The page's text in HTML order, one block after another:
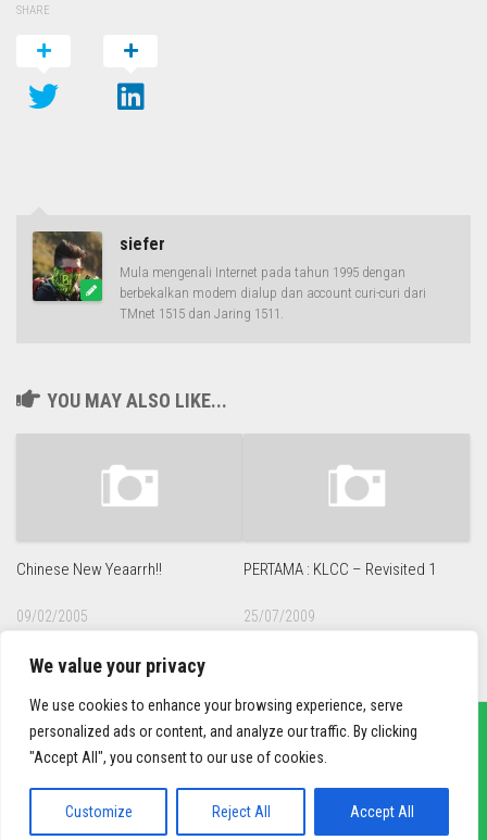
We value your privacy
We use cookies to enhance your browsing experience, serve
personalized ads or content, and analyze our traffic. By clicking
"Accept All", you consent to our use of cookies.
Customize Reject All Accept All
SHARE
siefer
Mula mengenali Internet pada tahun 1995 dengan
berbekalkan modem dialup dan account curi-curi dari
TMnet 1515 dan Jaring 1511.
YOU MAY ALSO LIKE...
Chinese New Yeaarrh!!
09/02/2005
PERTAMA : KLCC – Revisited 1
25/07/2009
sief3r.com
Powered byWordPress. Theme byAlx.